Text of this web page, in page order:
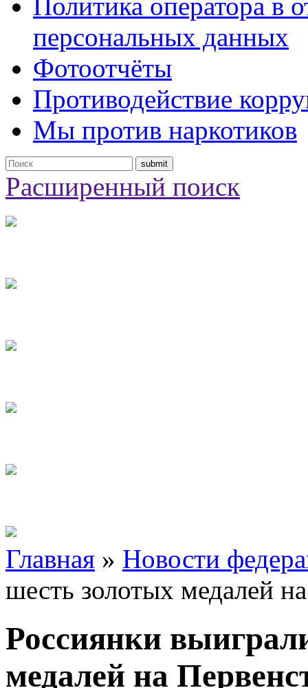
персональных данных
Фотоотчёты
Противодействие
Мы против наркотиков
Расширенный поиск
Главная » Новости
шесть золотых медалей
Россиянки
медалей на